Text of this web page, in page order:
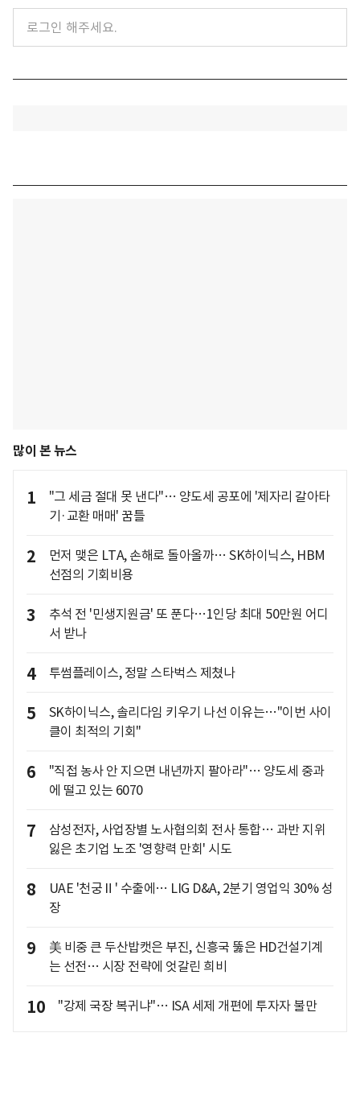
많이 본 뉴스
1
"그 세금 절대 못 낸다"… 양도세 공포에 '제자리 갈아타
기·교환 매매' 꿈틀
2
먼저 맺은 LTA, 손해로 돌아올까… SK하이닉스, HBM
선점의 기회비용
3
추석 전 '민생지원금' 또 푼다…1인당 최대 50만원 어디
서 받나
4 투썸플레이스, 정말 스타벅스 제쳤나
5
SK하이닉스, 솔리다임 키우기 나선 이유는…"이번 사이
클이 최적의 기회"
6
"직접 농사 안 지으면 내년까지 팔아라"… 양도세 중과
에 떨고 있는 6070
7
삼성전자, 사업장별 노사협의회 전사 통합… 과반 지위
잃은 초기업 노조 '영향력 만회' 시도
8
UAE '천궁Ⅱ' 수출에… LIG D&A, 2분기 영업익 30% 성
장
9
美 비중 큰 두산밥캣은 부진, 신흥국 뚫은 HD건설기계
는 선전… 시장 전략에 엇갈린 희비
10 "강제 국장 복귀냐"… ISA 세제 개편에 투자자 불만